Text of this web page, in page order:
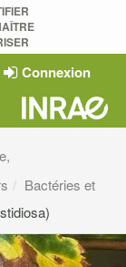
Connexion
Bactéries et